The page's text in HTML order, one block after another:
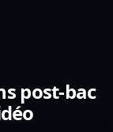
post-bac